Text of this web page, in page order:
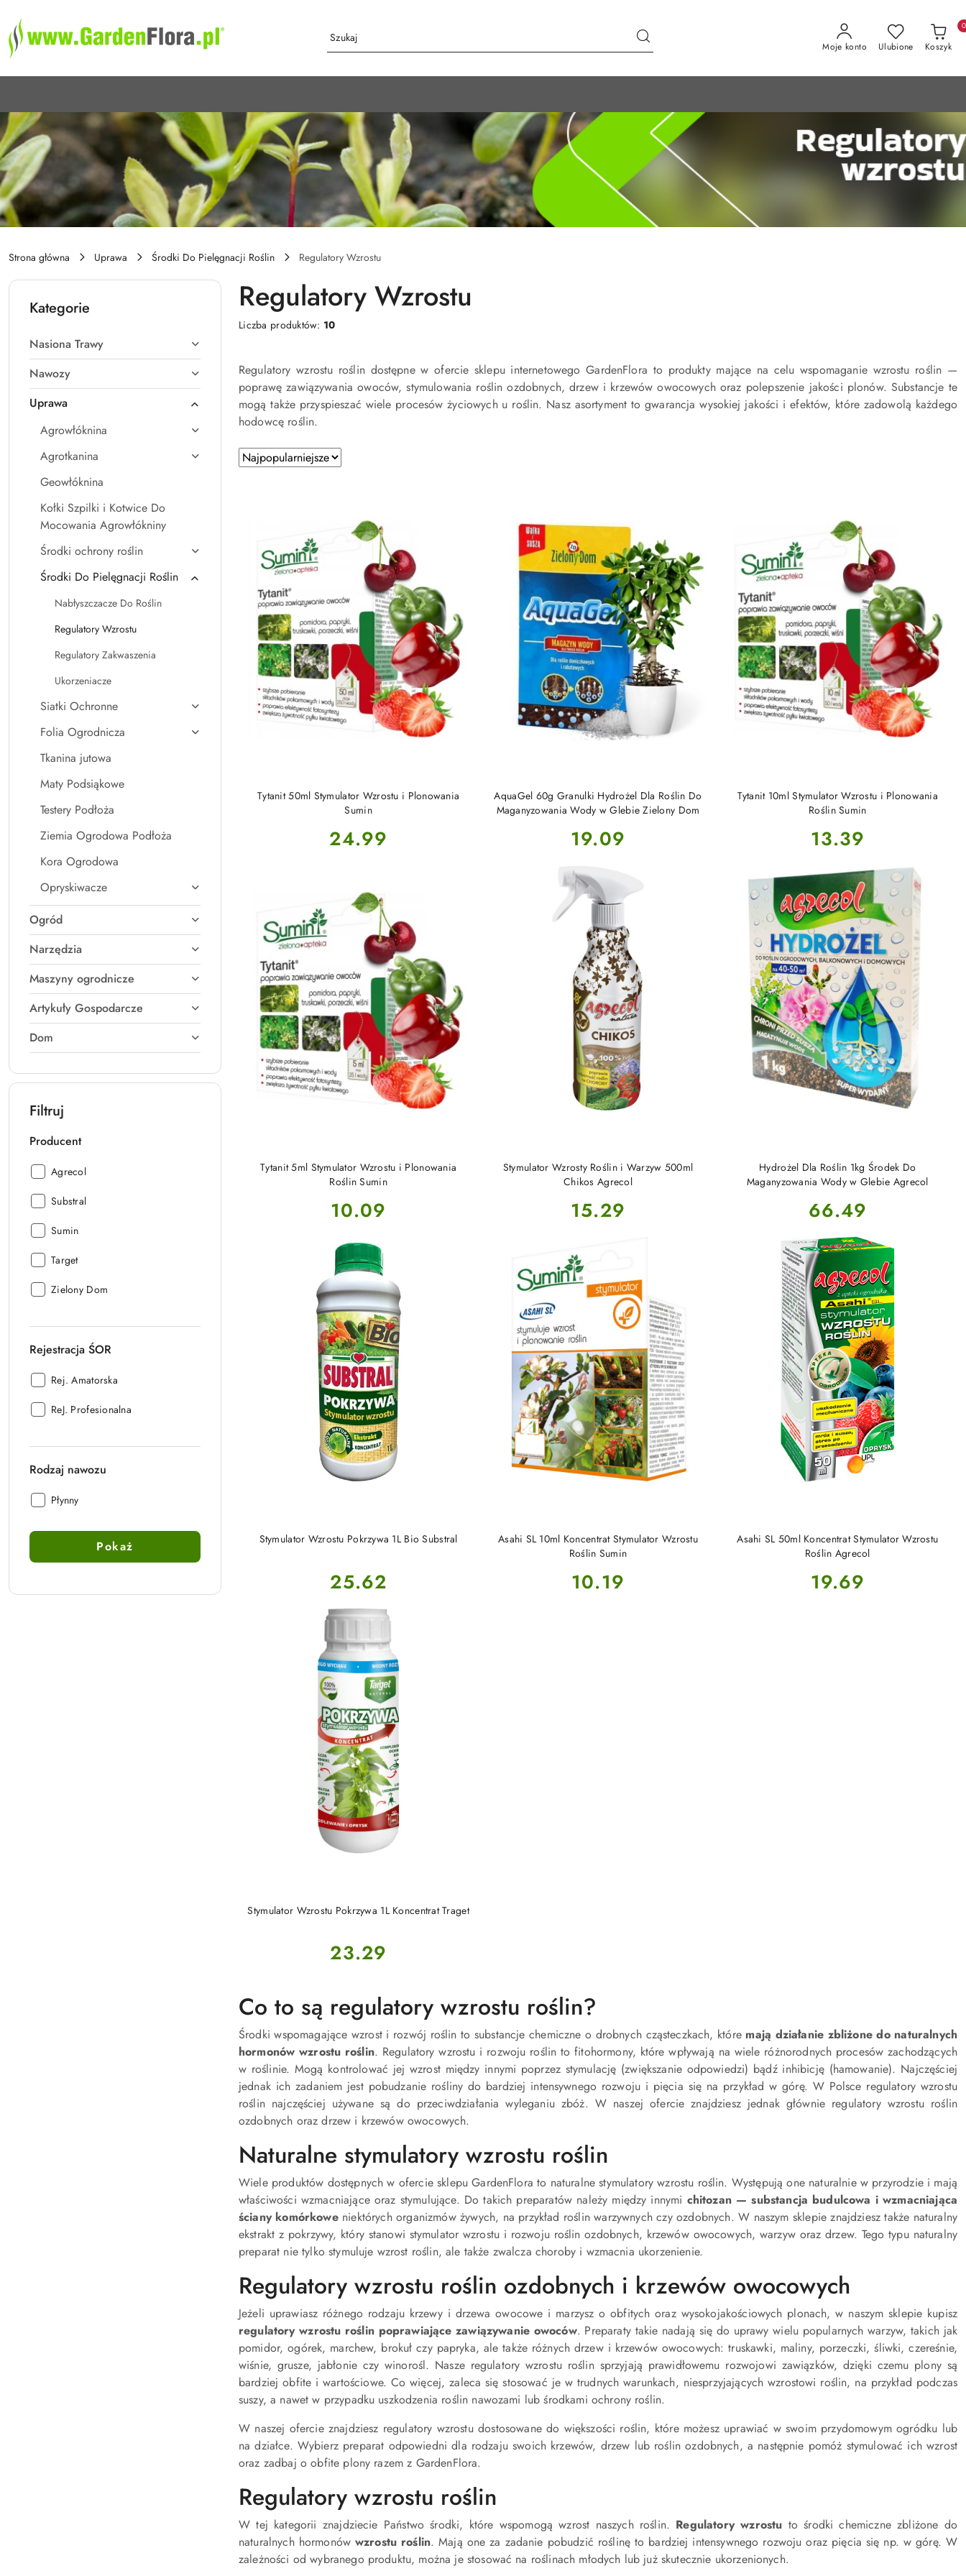
Przejdź do treści głównej
Przejdź do wyszukiwarki
Przejdź do moje konto
Przejdź do menu głównego
Przejdź do stopki
Moje konto Ulubione Koszyk
0
Strona główna Uprawa Środki Do Pielęgnacji Roślin Regulatory Wzrostu
Kategorie
Nasiona Trawy
Nawozy
Uprawa
Agrowłóknina
Agrotkanina
Geowłóknina
Kołki Szpilki i Kotwice Do
Mocowania Agrowłókniny
Środki ochrony roślin
Środki Do Pielęgnacji Roślin
Nabłyszczacze Do Roślin
Regulatory Wzrostu
Regulatory Zakwaszenia
Ukorzeniacze
Siatki Ochronne
Folia Ogrodnicza
Tkanina jutowa
Maty Podsiąkowe
Testery Podłoża
Ziemia Ogrodowa Podłoża
Kora Ogrodowa
Opryskiwacze
Ogród
Narzędzia
Maszyny ogrodnicze
Artykuły Gospodarcze
Dom
Filtruj
Producent
Producent:
Agrecol
Producent:
Substral
Producent:
Sumin
Producent:
Target
Producent:
Zielony Dom
Rejestracja ŚOR
Rejestracja
Rej. Amatorska
Rejestracja
ReJ. Profesionalna
Rodzaj nawozu
Rodzaj
Płynny
Pokaż
Regulatory Wzrostu
Liczba produktów: 10
Regulatory wzrostu roślin dostępne w ofercie sklepu internetowego GardenFlora to produkty mające na celu wspomaganie wzrostu roślin —
poprawę zawiązywania owoców, stymulowania roślin ozdobnych, drzew i krzewów owocowych oraz polepszenie jakości plonów. Substancje te
mogą także przyspieszać wiele procesów życiowych u roślin. Nasz asortyment to gwarancja wysokiej jakości i efektów, które zadowolą każdego
hodowcę roślin.
Zastosowano
sortowanie:
Sortuj
według
Tytanit 50ml Stymulator Wzrostu i Plonowania
Sumin
Cena:
24.99
DO KOSZYKA
AquaGel 60g Granulki Hydrożel Dla Roślin Do
Maganyzowania Wody w Glebie Zielony Dom
Cena:
19.09
DO KOSZYKA
Tytanit 10ml Stymulator Wzrostu i Plonowania
Roślin Sumin
Cena:
13.39
DO KOSZYKA
Tytanit 5ml Stymulator Wzrostu i Plonowania
Roślin Sumin
Cena:
10.09
DO KOSZYKA
Stymulator Wzrosty Roślin i Warzyw 500ml
Chikos Agrecol
Cena:
15.29
PRODUKT NIEDOSTĘPNY
Hydrożel Dla Roślin 1kg Środek Do
Maganyzowania Wody w Glebie Agrecol
Cena:
66.49
PRODUKT NIEDOSTĘPNY
Stymulator Wzrostu Pokrzywa 1L Bio Substral
Cena:
25.62
PRODUKT NIEDOSTĘPNY
Asahi SL 10ml Koncentrat Stymulator Wzrostu
Roślin Sumin
Cena:
10.19
PRODUKT NIEDOSTĘPNY
Asahi SL 50ml Koncentrat Stymulator Wzrostu
Roślin Agrecol
Cena:
19.69
PRODUKT NIEDOSTĘPNY
Stymulator Wzrostu Pokrzywa 1L Koncentrat Traget
Cena:
23.29
PRODUKT NIEDOSTĘPNY
Co to są regulatory wzrostu roślin?
Środki wspomagające wzrost i rozwój roślin to substancje chemiczne o drobnych cząsteczkach, które mają działanie zbliżone do naturalnych
hormonów wzrostu roślin. Regulatory wzrostu i rozwoju roślin to fitohormony, które wpływają na wiele różnorodnych procesów zachodzących
w roślinie. Mogą kontrolować jej wzrost między innymi poprzez stymulację (zwiększanie odpowiedzi) bądź inhibicję (hamowanie). Najczęściej
jednak ich zadaniem jest pobudzanie rośliny do bardziej intensywnego rozwoju i pięcia się na przykład w górę. W Polsce regulatory wzrostu
roślin najczęściej używane są do przeciwdziałania wyleganiu zbóż. W naszej ofercie znajdziesz jednak głównie regulatory wzrostu roślin
ozdobnych oraz drzew i krzewów owocowych.
Naturalne stymulatory wzrostu roślin
Wiele produktów dostępnych w ofercie sklepu GardenFlora to naturalne stymulatory wzrostu roślin. Występują one naturalnie w przyrodzie i mają
właściwości wzmacniające oraz stymulujące. Do takich preparatów należy między innymi chitozan — substancja budulcowa i wzmacniająca
ściany komórkoweniektórych organizmów żywych, na przykład roślin warzywnych czy ozdobnych. W naszym sklepie znajdziesz także naturalny
ekstrakt z pokrzywy, który stanowi stymulator wzrostu i rozwoju roślin ozdobnych, krzewów owocowych, warzyw oraz drzew. Tego typu naturalny
preparat nie tylko stymuluje wzrost roślin, ale także zwalcza choroby i wzmacnia ukorzenienie.
Regulatory wzrostu roślin ozdobnych i krzewów owocowych
Jeżeli uprawiasz różnego rodzaju krzewy i drzewa owocowe i marzysz o obfitych oraz wysokojakościowych plonach, w naszym sklepie kupisz
regulatory wzrostu roślin poprawiające zawiązywanie owoców. Preparaty takie nadają się do uprawy wielu popularnych warzyw, takich jak
pomidor, ogórek, marchew, brokuł czy papryka, ale także różnych drzew i krzewów owocowych: truskawki, maliny, porzeczki, śliwki, czereśnie,
wiśnie, grusze, jabłonie czy winorośl. Nasze regulatory wzrostu roślin sprzyjają prawidłowemu rozwojowi zawiązków, dzięki czemu plony są
bardziej obfite i wartościowe. Co więcej, zaleca się stosować je w trudnych warunkach, niesprzyjających wzrostowi roślin, na przykład podczas
suszy, a nawet w przypadku uszkodzenia roślin nawozami lub środkami ochrony roślin.
W naszej ofercie znajdziesz regulatory wzrostu dostosowane do większości roślin, które możesz uprawiać w swoim przydomowym ogródku lub
na działce. Wybierz preparat odpowiedni dla rodzaju swoich krzewów, drzew lub roślin ozdobnych, a następnie pomóż stymulować ich wzrost
oraz zadbaj o obfite plony razem z GardenFlora.
Regulatory wzrostu roślin
W tej kategorii znajdziecie Państwo środki, które wspomogą wzrost naszych roślin. Regulatory wzrostu to środki chemiczne zbliżone do
naturalnych hormonów wzrostu roślin. Mają one za zadanie pobudzić roślinę to bardziej intensywnego rozwoju oraz pięcia się np. w górę. W
zależności od wybranego produktu, można je stosować na roślinach młodych lub już skutecznie ukorzenionych.